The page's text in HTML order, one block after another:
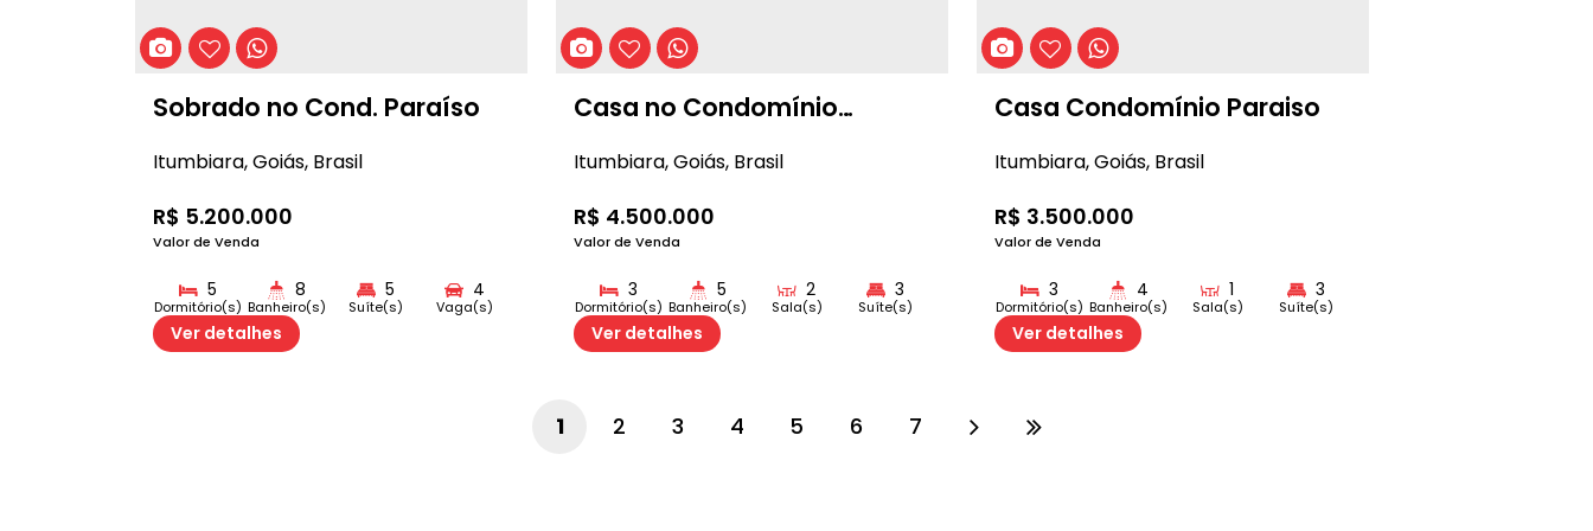
Sobrado no Cond. Paraíso
R$ 5.200.000
Valor de Venda
Itumbiara,Goiás, Brasil
5
Dormitório(s)
8
Banheiro(s)
5
Suíte(s)
4
Vaga(s)
Ver detalhes
Casa no Condomínio
R$ 4.500.000
Valor de Venda
Itumbiara,Goiás, Brasil
3
Dormitório(s)
5
Banheiro(s)
2
Sala(s)
3
Suíte(s)
4
Vaga(s)
Ver detalhes
Casa Condomínio Paraiso
R$ 3.500.000
Valor de Venda
Itumbiara,Goiás, Brasil
3
Dormitório(s)
4
Banheiro(s)
1
Sala(s)
3
Suíte(s)
4
Vaga(s)
Ver detalhes
1 2 3 4 5 6 7